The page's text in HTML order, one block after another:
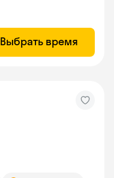
Выбрать время